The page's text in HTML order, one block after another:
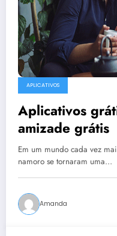
APLICATIVOS
Aplicativos
amizade grátis
Em um mundo cada vez
namoro se tornaram uma…
Amanda